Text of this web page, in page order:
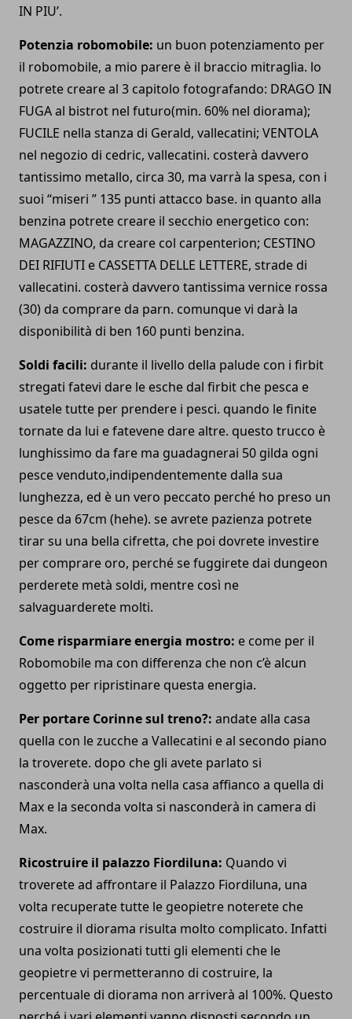
IN PIU’.
Potenzia robomobile: un buon potenziamento per
il robomobile, a mio parere è il braccio mitraglia. lo
potrete creare al 3 capitolo fotografando: DRAGO IN
FUGA al bistrot nel futuro(min. 60% nel diorama);
FUCILE nella stanza di Gerald, vallecatini; VENTOLA
nel negozio di cedric, vallecatini. costerà davvero
tantissimo metallo, circa 30, ma varrà la spesa, con i
suoi “miseri ” 135 punti attacco base. in quanto alla
benzina potrete creare il secchio energetico con:
MAGAZZINO, da creare col carpenterion; CESTINO
DEI RIFIUTI e CASSETTA DELLE LETTERE, strade di
vallecatini. costerà davvero tantissima vernice rossa
(30) da comprare da parn. comunque vi darà la
disponibilità di ben 160 punti benzina.
Soldi facili: durante il livello della palude con i firbit
stregati fatevi dare le esche dal firbit che pesca e
usatele tutte per prendere i pesci. quando le finite
tornate da lui e fatevene dare altre. questo trucco è
lunghissimo da fare ma guadagnerai 50 gilda ogni
pesce venduto,indipendentemente dalla sua
lunghezza, ed è un vero peccato perché ho preso un
pesce da 67cm (hehe). se avrete pazienza potrete
tirar su una bella cifretta, che poi dovrete investire
per comprare oro, perché se fuggirete dai dungeon
perderete metà soldi, mentre così ne
salvaguarderete molti.
Come risparmiare energia mostro: e come per il
Robomobile ma con differenza che non c’è alcun
oggetto per ripristinare questa energia.
Per portare Corinne sul treno?: andate alla casa
quella con le zucche a Vallecatini e al secondo piano
la troverete. dopo che gli avete parlato si
nasconderà una volta nella casa affianco a quella di
Max e la seconda volta si nasconderà in camera di
Max.
Ricostruire il palazzo Fiordiluna: Quando vi
troverete ad affrontare il Palazzo Fiordiluna, una
volta recuperate tutte le geopietre noterete che
costruire il diorama risulta molto complicato. Infatti
una volta posizionati tutti gli elementi che le
geopietre vi permetteranno di costruire, la
percentuale di diorama non arriverà al 100%. Questo